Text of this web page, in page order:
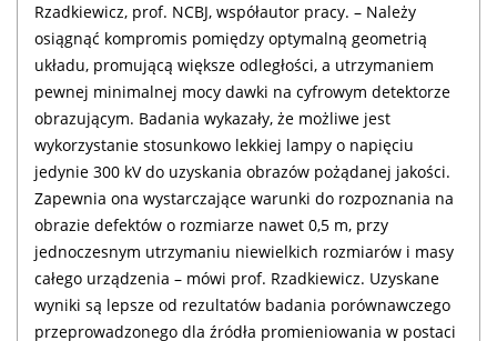
Rzadkiewicz, prof. NCBJ, współautor pracy. – Należy
osiągnąć kompromis pomiędzy optymalną geometrią
układu, promującą większe odległości, a utrzymaniem
pewnej minimalnej mocy dawki na cyfrowym detektorze
obrazującym. Badania wykazały, że możliwe jest
wykorzystanie stosunkowo lekkiej lampy o napięciu
jedynie 300 kV do uzyskania obrazów pożądanej jakości.
Zapewnia ona wystarczające warunki do rozpoznania na
obrazie defektów o rozmiarze nawet 0,5 m, przy
jednoczesnym utrzymaniu niewielkich rozmiarów i masy
całego urządzenia – mówi prof. Rzadkiewicz. Uzyskane
wyniki są lepsze od rezultatów badania porównawczego
przeprowadzonego dla źródła promieniowania w postaci